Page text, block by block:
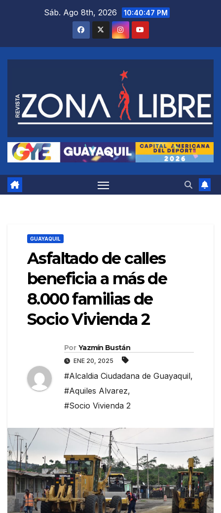
Sáb. Ago 8th, 2026 10:40:48 PM
GUAYAQUIL
Asfaltado de calles
beneficia a más de
8.000 familias de
Socio Vivienda 2
Por Yazmín Bustán
ENE 20, 2025
#Alcaldia Ciudadana de Guayaquil,
#Aquiles Alvarez,
#Socio Vivienda 2